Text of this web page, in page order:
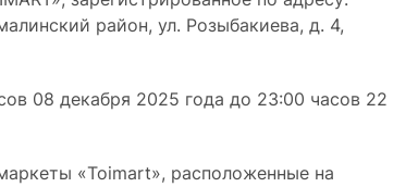
район, ул. Розыбакиева, д. 4,
08 декабря 2025 года до 23:00 часов 22
«Toimart», расположенные на